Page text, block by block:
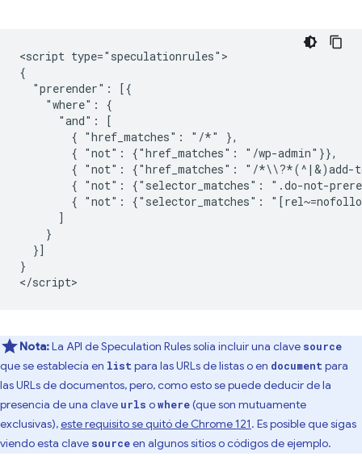
<script type="speculationrules">
{
  "prerender": [{
    "where": {
      "and": [
        { "href_matches": "/*" },
        { "not": {"href_matches": "/wp-admin"}},
{ "not": {"href_matches": "/*\\?*(^|&)add-
{ "not": {"selector_matches": ".do-not-
{ "not": {"selector_matches":
      ]
    }
  }]
}
Nota:La API de Speculation Rules solía incluir una clave source
que se establecía en listpara las URLs de listas o en documentpara
las URLs de documentos, pero, como esto se puede deducir de la
presencia de una clave urls owhere(que son mutuamente
exclusivas),este requisito se quitó de Chrome 121. Es posible que sigas
viendo esta clave sourceen algunos sitios o códigos de ejemplo.